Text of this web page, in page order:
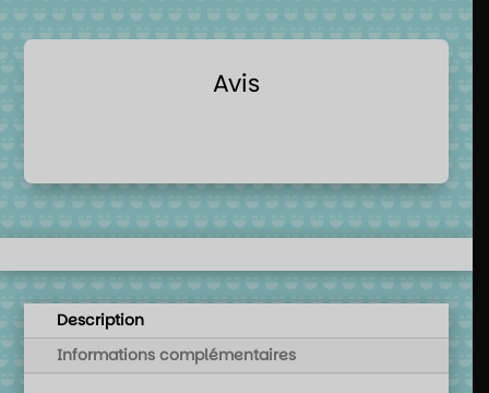
Avis
Description
Informations complémentaires